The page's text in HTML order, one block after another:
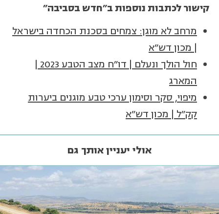
קישור לכתבות נוספות ב"חדש בסביבה"
מרחב לא מוגן: צמחים בסכנת הכחדה בישראל
| מכון דש"א
חול הולך ונעלם | דו"ח מצב הטבע 2023 |
המארג
מיפוי, סקר וסימון ערכי טבע מוגנים ביערות
קק"ל | מכון דש"א
אולי יעניין אותך גם